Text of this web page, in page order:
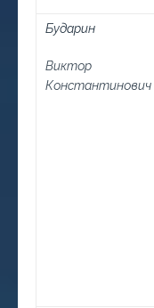
Бударин
Виктор
Константинович